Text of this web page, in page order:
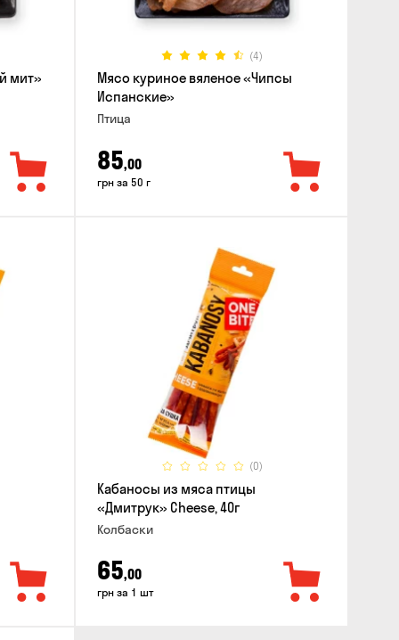
мит»
(4)
Мясо куриное вяленое «Чипсы
Испанские»
Птица
85,00
грн за 50 г
(0)
Кабаносы из мяса птицы
«Дмитрук» Cheese, 40г
Колбаски
65,00
грн за 1 шт